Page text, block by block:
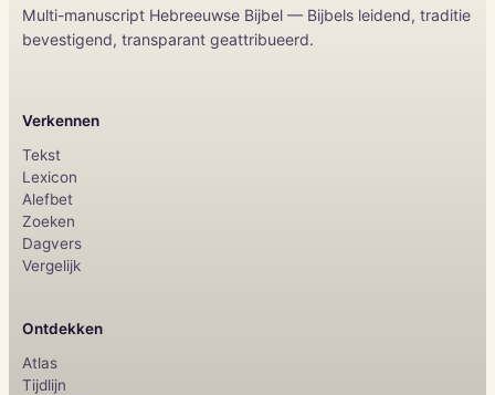
Multi-manuscript Hebreeuwse Bijbel — Bijbels leidend, traditie
bevestigend, transparant geattribueerd.
Verkennen
Tekst
Lexicon
Alefbet
Zoeken
Dagvers
Vergelijk
Ontdekken
Atlas
Tijdlijn